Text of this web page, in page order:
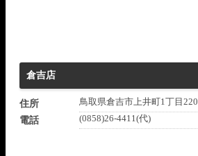
倉吉店
住所
鳥取県倉吉市上井町1丁目220
電話
(0858)26-4411(代)